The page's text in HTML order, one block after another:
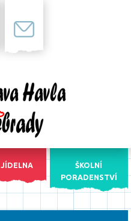
JÍDELNA
ŠKOLNÍ
PORADENSTVÍ